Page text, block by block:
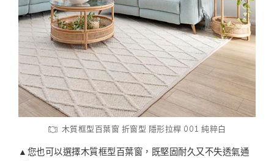
木質框型百葉窗 折窗型 隱形拉桿 001 純粹白
▲您也可以選擇木質框型百葉窗，既堅固耐久又不失透氣通